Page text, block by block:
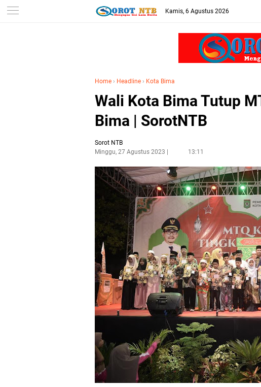
Kamis, 6 Agustus 2026
Home › Headline › Kota Bima
Wali Kota Bima Tutup
Bima | SorotNTB
Sorot NTB
Minggu, 27 Agustus 2023
13:11